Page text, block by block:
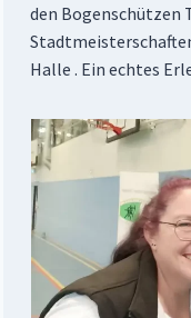
den Bogenschützen
Halle . Ein echtes